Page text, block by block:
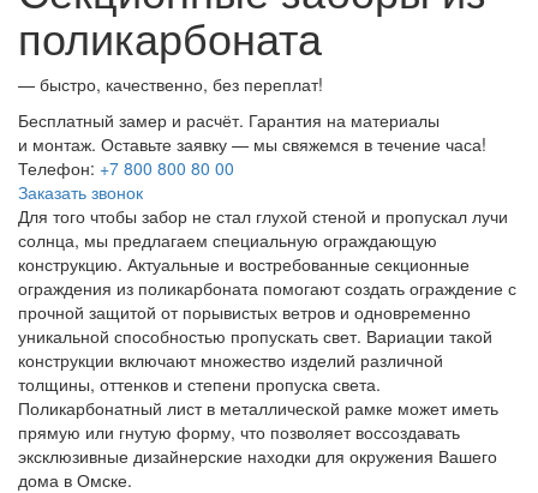
поликарбоната
— быстро, качественно, без переплат!
Бесплатный замер и расчёт. Гарантия на материалы
и монтаж. Оставьте заявку — мы свяжемся в течение часа!
Телефон: +7 800 800 80 00
Заказать звонок
Для того чтобы забор не стал глухой стеной и пропускал лучи
солнца, мы предлагаем специальную ограждающую
конструкцию. Актуальные и востребованные секционные
ограждения из поликарбоната помогают создать ограждение с
прочной защитой от порывистых ветров и одновременно
уникальной способностью пропускать свет. Вариации такой
конструкции включают множество изделий различной
толщины, оттенков и степени пропуска света.
Поликарбонатный лист в металлической рамке может иметь
прямую или гнутую форму, что позволяет воссоздавать
эксклюзивные дизайнерские находки для окружения Вашего
дома в Омске.